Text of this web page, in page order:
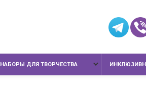
НАБОРЫ ДЛЯ ТВОРЧЕСТВА